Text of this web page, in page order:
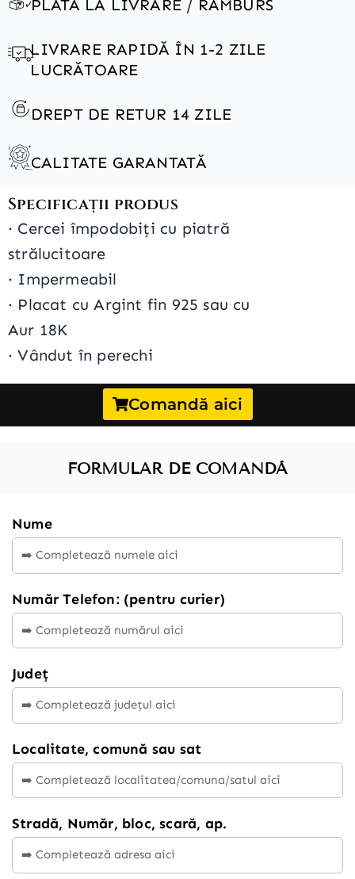
PLATA LA LIVRARE / RAMBURS
LIVRARE RAPIDĂ ÎN 1-2 ZILE
LUCRĂTOARE
DREPT DE RETUR 14 ZILE
CALITATE GARANTATĂ
Specificații produs
· Cercei împodobiți cu piatră
strălucitoare
· Impermeabil
· Placat cuArgint fin 925 sau cu
Aur 18K
·Vândut în perechi
Comandă aici
FORMULAR DE COMANDĂ
Nume
Număr Telefon: (pentru curier)
Județ
Localitate, comună sau sat
Stradă, Număr, bloc, scară, ap.